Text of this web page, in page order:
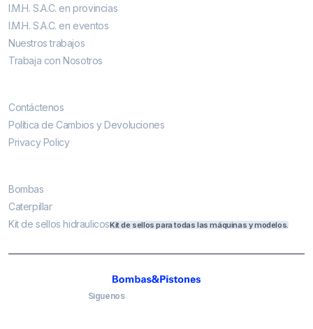
I.M.H. S.A.C. en provincias
I.M.H. S.A.C. en eventos
Nuestros trabajos
Trabaja con Nosotros
Contáctenos
Política de Cambios y Devoluciones
Privacy Policy
Bombas
Caterpillar
Kit de sellos hidraulicosKit de sellos para todas las máquinas y modelos.
Siguenos